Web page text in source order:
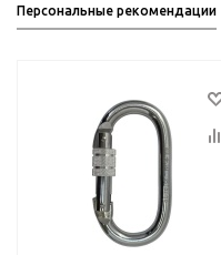
Персональные рекомендации